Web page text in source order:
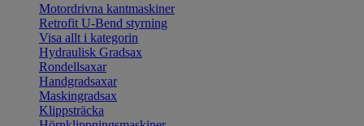
Motordrivna kantmaskiner
Retrofit U-Bend styrning
Visa allt i kategorin
Hydraulisk Gradsax
Rondellsaxar
Handgradsaxar
Maskingradsax
Klippsträcka